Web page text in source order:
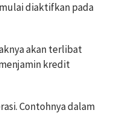
diaktifkan pada
akan terlibat
kredit
Contohnya dalam